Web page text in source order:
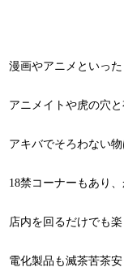
漫画やアニメといった
アニメイトや虎の穴と
アキバでそろわない
18禁コーナーもあり
店内を回るだけでも
電化製品も滅茶苦茶